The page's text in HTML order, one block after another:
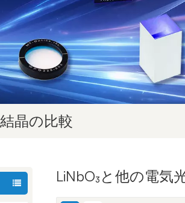
晶の比較
LiNbO₃と他の電気